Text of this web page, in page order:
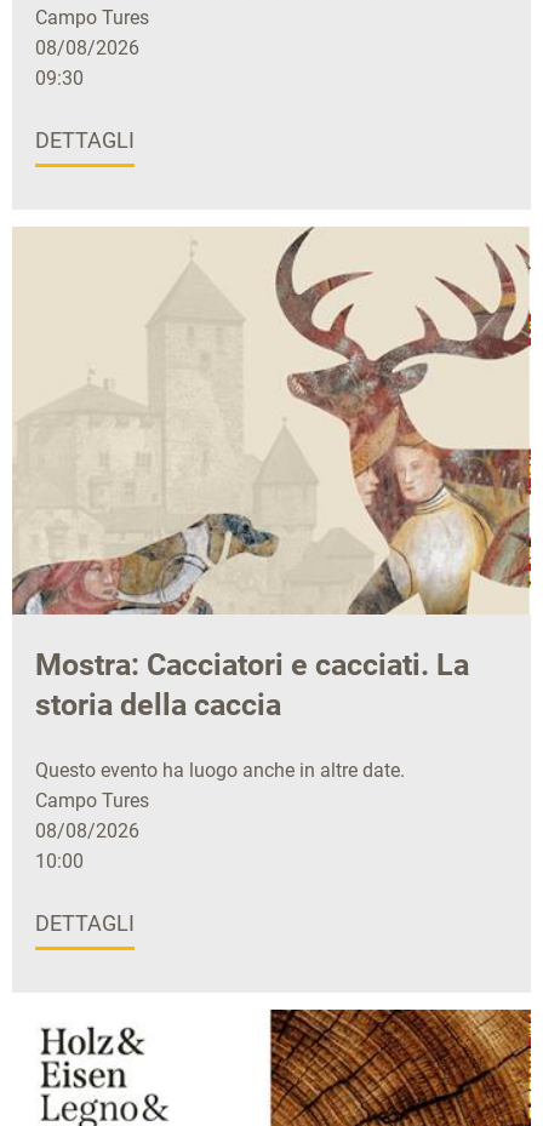
Campo Tures
08/08/2026
09:30
DETTAGLI
Mostra: Cacciatori e cacciati. La
storia della caccia
Questo evento ha luogo anche in altre date.
Campo Tures
08/08/2026
10:00
DETTAGLI